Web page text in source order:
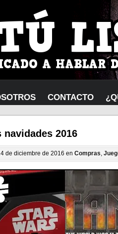
CONTACTO
navidades 2016
de diciembre de 2016 en Compras,